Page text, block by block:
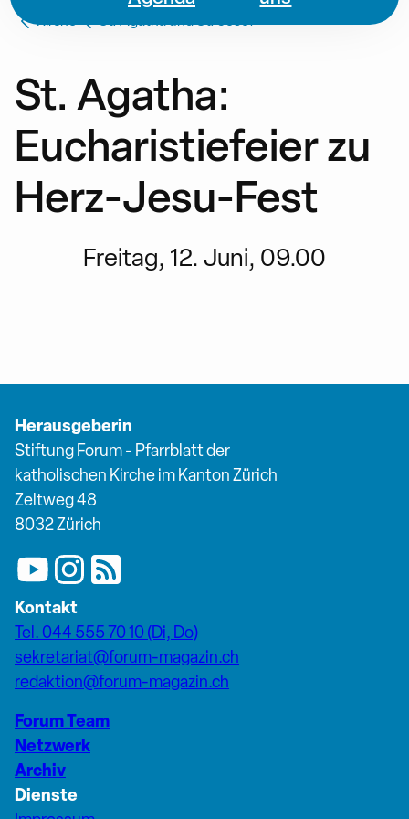
Kirche St. Agatha und St. Josef
St. Agatha:
Eucharistiefeier zu
Herz-Jesu-Fest
Freitag, 12. Juni, 09.00
Herausgeberin
Stiftung Forum - Pfarrblatt der
katholischen Kirche im Kanton Zürich
Zeltweg 48
8032 Zürich
Kontakt
Tel. 044 555 70 10 (Di, Do)
sekretariat@forum-magazin.ch
redaktion@forum-magazin.ch
Forum Team
Netzwerk
Archiv
Dienste